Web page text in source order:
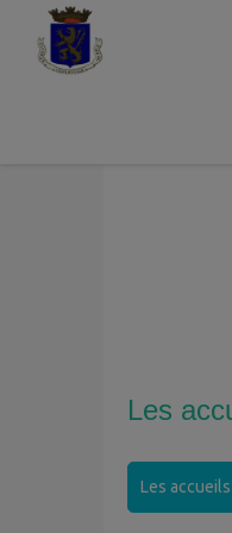
Contenu
Les
Les